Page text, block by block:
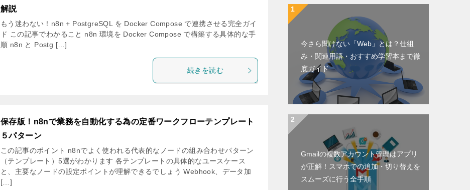
解説
もう迷わない！n8n + PostgreSQL を Docker Compose で連携させる完全ガイ
ド この記事でわかること n8n 環境を Docker Compose で構築する具体的な手
順 n8n と Postg […]
続きを読む
保存版！n8nで業務を自動化する為の定番ワークフローテンプレート
５パターン
この記事のポイント n8nでよく使われる代表的なノードの組み合わせパターン
（テンプレート）5選がわかります 各テンプレートの具体的なユースケース
と、主要なノードの設定ポイントが理解できるでしょう Webhook、データ加
[…]
今さら聞けない「Web」とは？仕組
み・関連用語・おすすめ学習本まで徹
底ガイド
Gmailの複数アカウント管理はアプリ
が正解！スマホでの追加・切り替えを
スムーズに行う全手順